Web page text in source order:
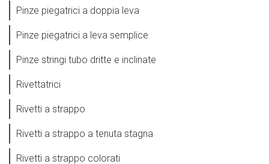
Pinze piegatrici a doppia leva
Pinze piegatrici a leva semplice
Pinze stringi tubo dritte e inclinate
Rivettatrici
Rivetti a strappo
Rivetti a strappo a tenuta stagna
Rivetti a strappo colorati